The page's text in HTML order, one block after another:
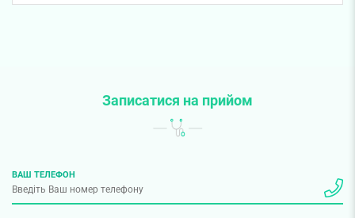
Записатися на прийом
ВАШ ТЕЛЕФОН